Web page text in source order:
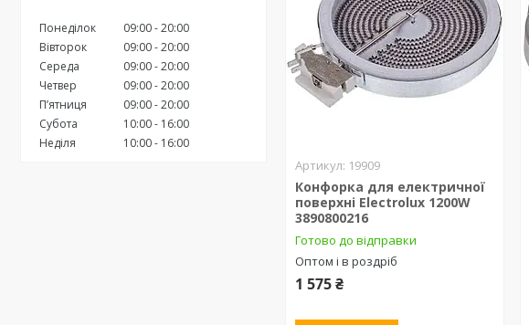
Понеділок 09:00 20:00
Вівторок
09:00 20:00
Середа
09:00 20:00
Четвер
09:00 20:00
Пʼятниця
09:00 20:00
Субота
10:00
16:00
Неділя
10:00 16:00
19909
Конфорка для електричної
поверхні Electrolux 1200W
3890800216
Готово до відправки
Оптом і в роздріб
1 575 ₴